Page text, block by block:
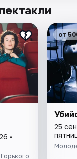
•
от
25